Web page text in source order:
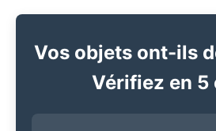
Vos objets ont-ils
Vérifiez en 5